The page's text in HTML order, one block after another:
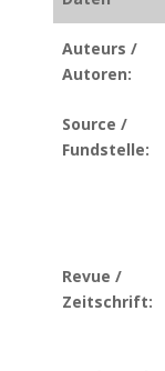
Auteurs /
Autoren:
Source /
Fundstelle:
Revue /
Zeitschrift: